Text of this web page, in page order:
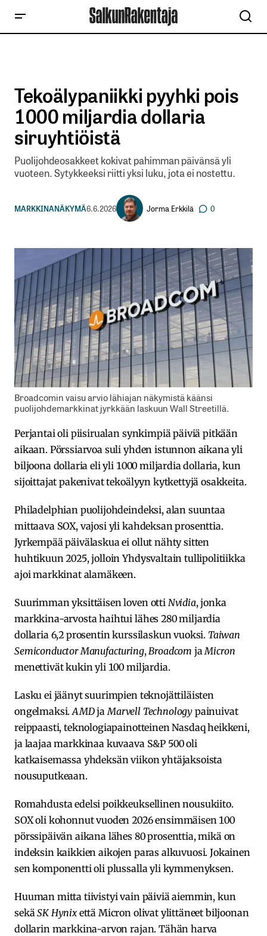
Tekoälypaniikki pyyhki pois
1000 miljardia dollaria
siruyhtiöistä
Puolijohdeosakkeet kokivat pahimman päivänsä yli
vuoteen. Sytykkeeksi riitti yksi luku, jota ei nostettu.
MARKKINANÄKYMÄ6.6.2026 Jorma Erkkilä 0
Broadcomin vaisu arvio lähiajan näkymistä käänsi
puolijohdemarkkinat jyrkkään laskuun Wall Streetillä.
Perjantai oli piisirualan synkimpiä päiviä pitkään
aikaan. Pörssiarvoa suli yhden istunnon aikana yli
biljoona dollaria eli yli 1000 miljardia dollaria, kun
sijoittajat pakenivat tekoälyyn kytkettyjä osakkeita.
Philadelphian puolijohdeindeksi, alan suuntaa
mittaava SOX, vajosi yli kahdeksan prosenttia.
Jyrkempää päivälaskua ei ollut nähty sitten
huhtikuun 2025, jolloin Yhdysvaltain tullipolitiikka
ajoi markkinat alamäkeen.
Suurimman yksittäisen loven otti Nvidia, jonka
markkina-arvosta haihtui lähes 280 miljardia
dollaria 6,2 prosentin kurssilaskun vuoksi. Taiwan
Semiconductor Manufacturing,Broadcom jaMicron
menettivät kukin yli 100 miljardia.
Lasku ei jäänyt suurimpien teknojättiläisten
ongelmaksi.AMDjaMarvell Technology painuivat
reippaasti, teknologiapainotteinen Nasdaq heikkeni,
ja laajaa markkinaa kuvaava S&P 500 oli
katkaisemassa yhdeksän viikon yhtäjaksoista
nousuputkeaan.
Romahdusta edelsi poikkeuksellinen nousukiito.
SOX oli kohonnut vuoden 2026 ensimmäisen 100
pörssipäivän aikana lähes 80 prosenttia, mikä on
indeksin kaikkien aikojen paras alkuvuosi. Jokainen
sen komponentti oli plussalla yli kymmenyksen.
Huuman mitta tiivistyi vain päiviä aiemmin, kun
sekäSK Hynixettä Micron olivat ylittäneet biljoonan
dollarin markkina-arvon rajan. Tähän harva